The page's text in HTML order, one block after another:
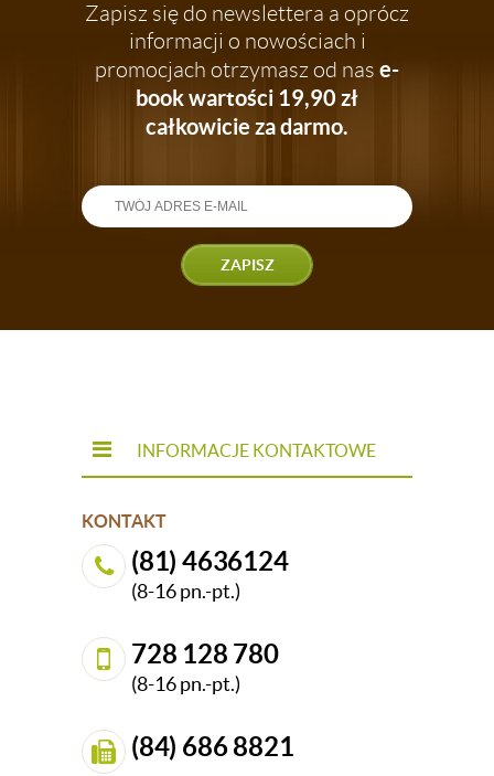
Zapisz się do newslettera a oprócz
informacji o nowościach i
promocjach otrzymasz od nas e-
book wartości 19,90 zł
całkowicie za darmo.
ZAPISZ
INFORMACJE KONTAKTOWE
KONTAKT
(81) 4636124
(8-16 pn.-pt.)
728 128 780
(8-16 pn.-pt.)
(84) 686 8821